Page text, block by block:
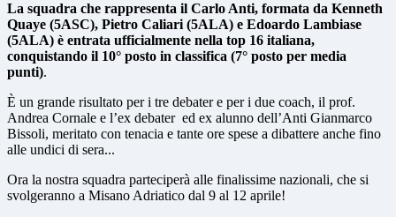
La squadra che rappresenta il Carlo Anti, formata da Kenneth
Quaye (5ASC), Pietro Caliari (5ALA) e Edoardo Lambiase
(5ALA) è entrata ufficialmente nella top 16 italiana,
conquistando il 10° posto in classifica (7° posto per media
punti).
È un grande risultato per i tre debater e per i due coach, il prof.
Andrea Cornale e l’ex debater ed ex alunno dell’Anti Gianmarco
Bissoli, meritato con tenacia e tante ore spese a dibattere anche fino
alle undici di sera...
Ora la nostra squadra parteciperà alle finalissime nazionali, che si
svolgeranno a Misano Adriatico dal 9 al 12 aprile!